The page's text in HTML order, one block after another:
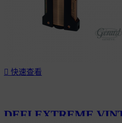
 快速查看
DEFI EXTREME